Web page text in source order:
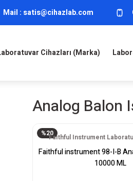
Mail : satis@cihazlab.com
Cihazları (Marka)
Analog Balon
%20Faithful Instrument
Faithful instrument 98-I-B
10000 ML